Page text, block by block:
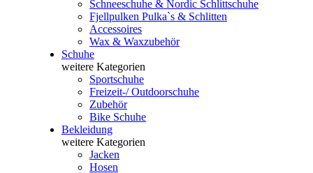
Schneeschuhe & Nordic Schlittschuhe
Fjellpulken Pulka`s & Schlitten
Accessoires
Wax & Waxzubehör
Schuhe
weitere Kategorien
Sportschuhe
Freizeit-/ Outdoorschuhe
Zubehör
Bike Schuhe
Bekleidung
weitere Kategorien
Jacken
Hosen